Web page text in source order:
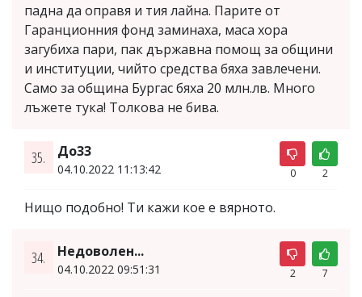
падна да оправя и тия лайна. Парите от
Гаранционния фонд заминаха, маса хора
загубиха пари, пак държавна помощ за общини
и институции, чийто средства бяха завлечени.
Само за община Бургас бяха 20 млн.лв. Много
лъжете тука! Толкова не бива.
35. До33
04.10.2022 11:13:42 0 2
Нищо подобно! Ти кажи кое е вярното.
34. Недоволен...
04.10.2022 09:51:31 2 7